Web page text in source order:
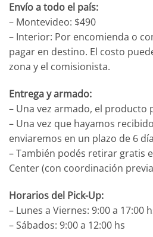
Envío a todo el país:
– Montevideo: $490
– Interior: Por encomienda o
pagar en destino. El costo
zona y el comisionista.
Entrega y armado:
– Una vez armado, el producto
– Una vez que hayamos
enviaremos en un plazo de 6
– También podés retirar gratis
Center (con coordinación
Horarios del Pick-Up:
– Lunes a Viernes: 9:00 a 17:00
– Sábados: 9:00 a 12:00 hs